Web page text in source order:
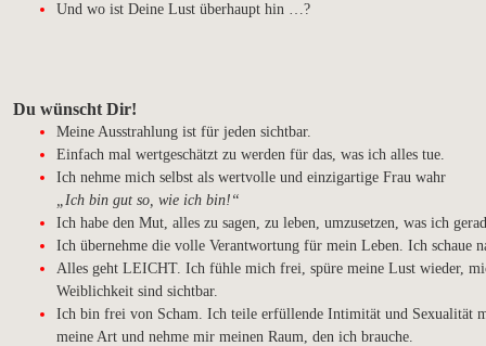
Und wo ist Deine Lust überhaupt hin …?
Du wünscht Dir!
Meine Ausstrahlung ist für jeden sichtbar.
Einfach mal wertgeschätzt zu werden für das, was ich alles tue.
Ich nehme mich selbst als wertvolle und einzigartige Frau wahr
„Ich bin gut so, wie ich bin!“
Ich habe den Mut, alles zu sagen, zu leben, umzusetzen, was ich
Ich übernehme die volle Verantwortung für mein Leben. Ich schaue
Alles geht LEICHT. Ich fühle mich frei, spüre meine Lust wieder,
Weiblichkeit sind sichtbar.
Ich bin frei von Scham. Ich teile erfüllende Intimität und Sexualität
meine Art und nehme mir meinen Raum, den ich brauche.